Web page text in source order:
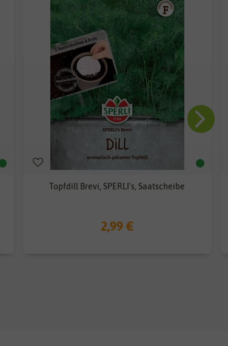
Topfdill Brevi, SPERLI's, Saatscheibe
2,99 €